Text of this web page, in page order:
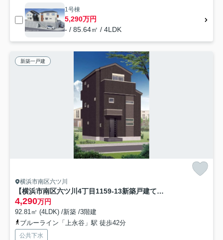
1号棟
5,290万円
- / 85.64㎡ / 4LDK
新築一戸建
横浜市南区六ツ川
【横浜市南区六ツ川4丁目1159-13新築戸建て】★仲介手数料無料★（六ツ川西小学校・六ツ川中学校）
4,290万円
92.81㎡ (4LDK) /新築 /3階建
ブルーライン「上永谷」駅 徒歩42分
公共下水